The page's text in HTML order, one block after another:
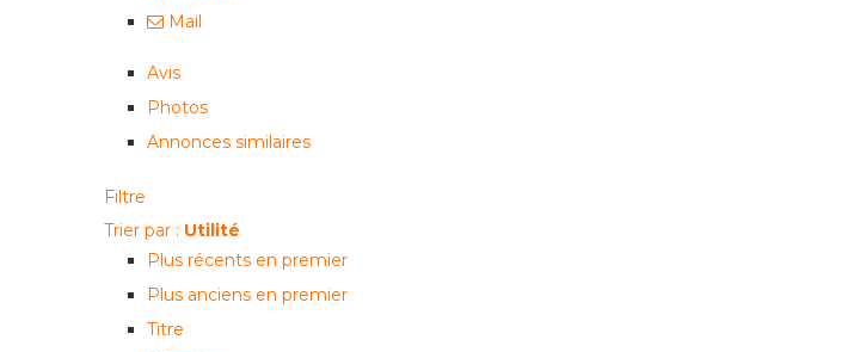
Mail
Avis
Photos
Annonces similaires
Filtre
Trier par : Utilité
Plus récents en premier
Plus anciens en premier
Titre